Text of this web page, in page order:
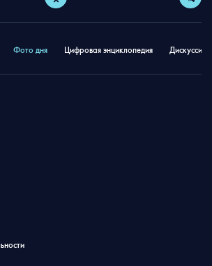
Фото дня Цифровая энциклопедия